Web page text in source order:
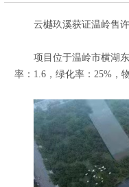
云樾玖溪获证温岭售
项目位于温岭市横湖
率：1.6，绿化率：25%，